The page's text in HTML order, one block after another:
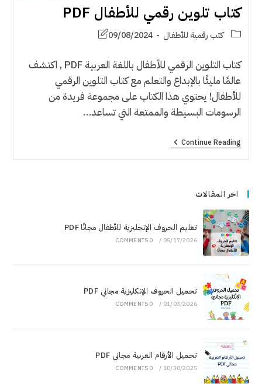
كتاب تلوين رقمي للأطفال PDF
كتب رقمية للأطفال 09/08/2024
كتاب التلوين الرقمي للأطفال باللغة العربية PDF , اكتشف
عالمًا مليئًا بالإبداع والتعلم مع كتاب التلوين الرقمي
للأطفال! يحتوي هذا الكتاب على مجموعة فريدة من
الرسومات البسيطة والممتعة التي تساعد…
Continue Reading
اخر المقالات
تعليم الحروف الإنجليزية للأطفال مجانًا PDF
05/17/2026
/
0 COMMENTS
تحميل الحروف الإنكليزية مجاني PDF
01/03/2026
/
0 COMMENTS
تحميل الأرقام العربية مجاني PDF
10/30/2025
/
0 COMMENTS